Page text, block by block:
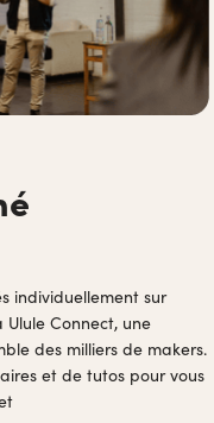
individuellement sur
Ulule Connect, une
des milliers de makers.
et de tutos pour vous